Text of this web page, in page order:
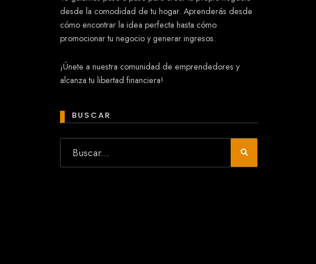
desde la comodidad de tu hogar. Aprenderás desde
cómo encontrar la idea perfecta hasta cómo
promocionar tu negocio y generar ingresos.
¡Únete a nuestra comunidad de emprendedores y
alcanza tu libertad financiera!
BUSCAR
En línea
¿Quieres que te ayude a crear un
negocio?